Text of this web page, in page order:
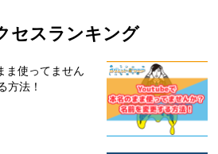
セスランキング
ま使ってません
方法！